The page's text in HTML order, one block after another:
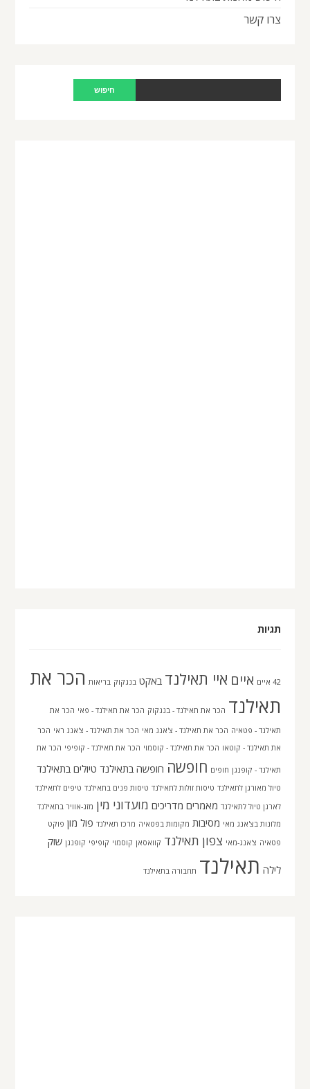
צרו קשר
תגיות
42 איים איים איי תאילנד באקט בנגקוק בריאות הכר את
תאילנד הכר את תאילנד - בנגקוק הכר את תאילנד - פאי הכר את
תאילנד - פטאיה הכר את תאילנד - צ'אנג מאי הכר את תאילנד - צ'אנג ראי הכר
את תאילנד - קוטאו הכר את תאילנד - קוסמוי הכר את תאילנד - קופיפי הכר את
תאילנד - קופנגן חופים חופשה חופשה בתאילנד טיולים בתאילנד
טיול מאורגן לתאילנד טיסות זולות לתאילנד טיסות פנים בתאילנד טיפים לתאילנד
לארגן טיול לתאילנד מאמרים מדריכים מועדוני מין מזג-אוויר בתאילנד
מלונות בצ'אנג מאי מסיבות מקומות בפטאיה מרכז תאילנד פול מון פוקט
פטאיה צ'אנג-מאי צפון תאילנד קוואסאן קוסמוי קופיפי קופנגן שוק
לילה תאילנד תחבורה בתאילנד